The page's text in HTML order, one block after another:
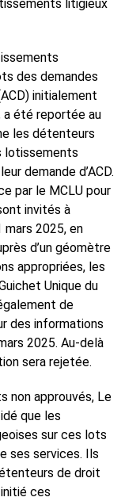
litigieux
des demandes
initialement
a été reportée au
les détenteurs
lotissements
demande d’ACD.
par le MCLU pour
invités à
2025, en
d’un géomètre
appropriées, les
Unique du
de
des informations
2025. Au-delà
sera rejetée.
non approuvés, Le
que les
sur ces lots
ses services. Ils
de droit
ces